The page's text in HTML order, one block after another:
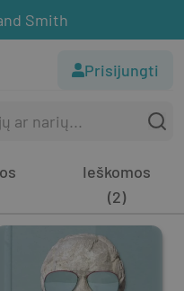
Smith
Prisijungti
Ieškomos
(2)